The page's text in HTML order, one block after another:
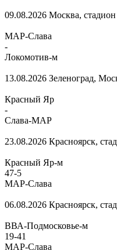
09.08.2026 Москва,
МАР-Слава
-
Локомотив-м
13.08.2026 Зеленоград,
Красный Яр
-
Слава-МАР
23.08.2026 Красноярск,
Красный Яр-м
47-5
МАР-Слава
06.08.2026 Красноярск,
ВВА-Подмосковье-м
19-41
МАР-Слава